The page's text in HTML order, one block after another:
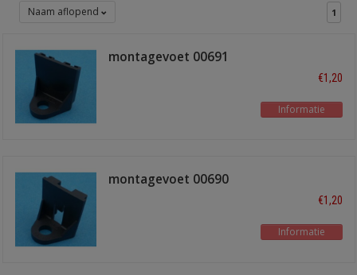
Naam aflopend 1
montagevoet 00691
€1,20
Informatie
montagevoet 00690
€1,20
Informatie